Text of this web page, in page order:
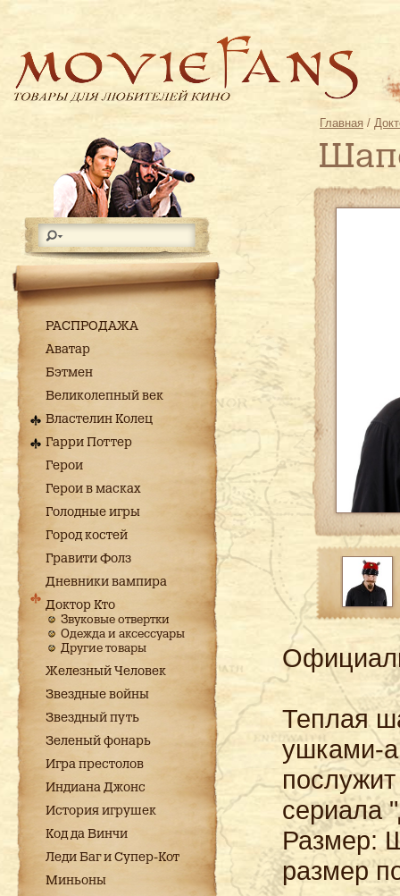
РАСПРОДАЖА
Аватар
Бэтмен
Великолепный век
Властелин Колец
Гарри Поттер
Герои
Герои в масках
Голодные игры
Город костей
Гравити Фолз
Дневники вампира
Доктор Кто
Звуковые отвертки
Одежда и аксессуары
Другие товары
Железный Человек
Звездные войны
Звездный путь
Зеленый фонарь
Игра престолов
Индиана Джонс
История игрушек
Код да Винчи
Леди Баг и Супер-Кот
Миньоны
Главная /
Теплая
ушками-
сериала
Размер:
размер